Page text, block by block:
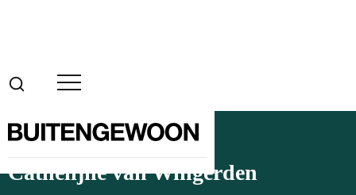
Cathelijne van Wingerden